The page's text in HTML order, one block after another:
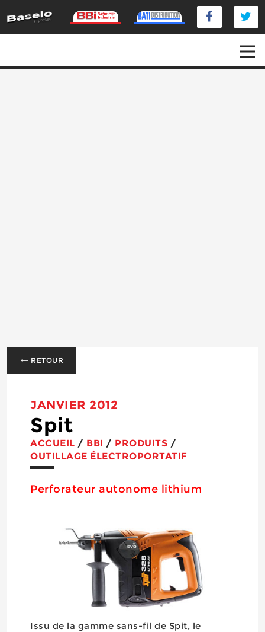
RETOUR
JANVIER 2012
Spit
ACCUEIL / BBI / PRODUITS /
OUTILLAGE ÉLECTROPORTATIF
Perforateur autonome lithium
Issu de la gamme sans-fil de Spit, le